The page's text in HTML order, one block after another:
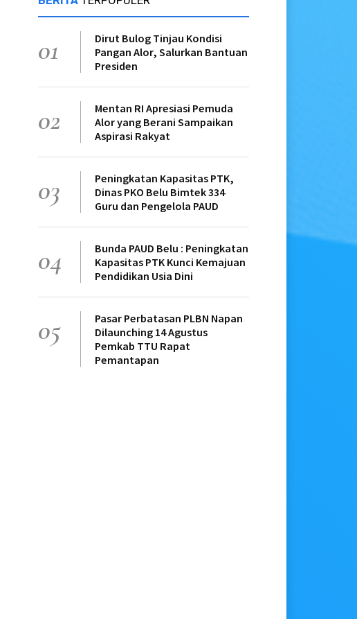
01
Dirut Bulog Tinjau Kondisi
Pangan Alor, Salurkan Bantuan
Presiden
02
Mentan RI Apresiasi Pemuda
Alor yang Berani Sampaikan
Aspirasi Rakyat
03
Peningkatan Kapasitas PTK,
Dinas PKO Belu Bimtek 334
Guru dan Pengelola PAUD
04
Bunda PAUD Belu : Peningkatan
Kapasitas PTK Kunci Kemajuan
Pendidikan Usia Dini
05
Pasar Perbatasan PLBN Napan
Dilaunching 14 Agustus
Pemkab TTU Rapat
Pemantapan